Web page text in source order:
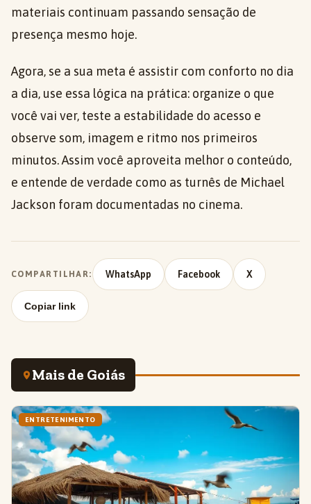
materiais continuam passando sensação de
presença mesmo hoje.
Agora, se a sua meta é assistir com conforto no dia
a dia, use essa lógica na prática: organize o que
você vai ver, teste a estabilidade do acesso e
observe som, imagem e ritmo nos primeiros
minutos. Assim você aproveita melhor o conteúdo,
e entende de verdade como as turnês de Michael
Jackson foram documentadas no cinema.
COMPARTILHAR: WhatsApp Facebook X
Copiar link
Mais de Goiás
ENTRETENIMENTO